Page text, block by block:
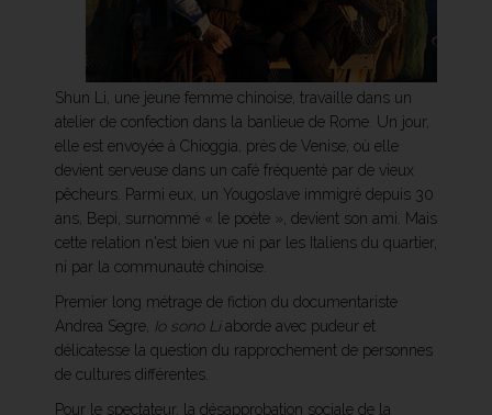
Shun Li, une jeune femme chinoise, travaille dans un
atelier de confection dans la banlieue de Rome. Un jour,
elle est envoyée à Chioggia, près de Venise, où elle
devient serveuse dans un café fréquenté par de vieux
pêcheurs. Parmi eux, un Yougoslave immigré depuis 30
ans, Bepi, surnommé « le poète », devient son ami. Mais
cette relation n'est bien vue ni par les Italiens du quartier,
ni par la communauté chinoise.
Premier long métrage de fiction du documentariste
Andrea Segre, Io sono Liaborde avec pudeur et
délicatesse la question du rapprochement de personnes
de cultures différentes.
Pour le spectateur, la désapprobation sociale de la